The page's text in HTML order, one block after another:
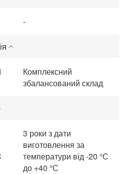
-
Комплексний
збалансований склад
3 роки з дати
виготовлення за
температури від -20 °С
до +40 °С